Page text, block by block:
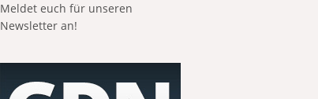
Meldet euch für unseren
Newsletter an!